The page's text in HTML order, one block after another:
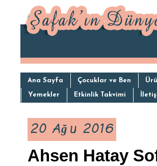
Ana Sayfa Çocuklar ve Ben
Yemekler Etkinlik Takvimi
20 Ağu 2016
Ahsen Hatay